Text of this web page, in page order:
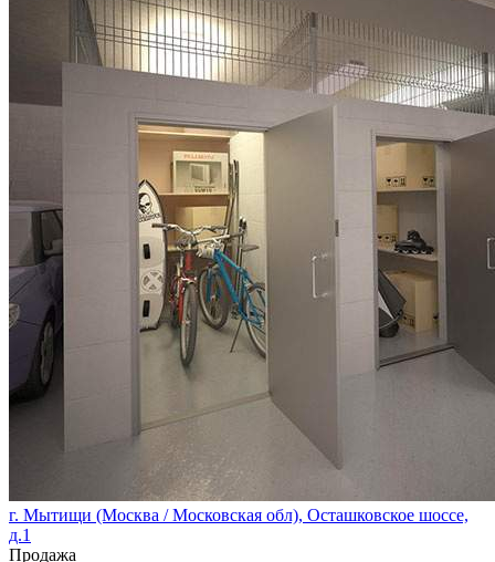
г. Мытищи (Москва / Московская обл), Осташковское шоссе,
д.1
Продажа